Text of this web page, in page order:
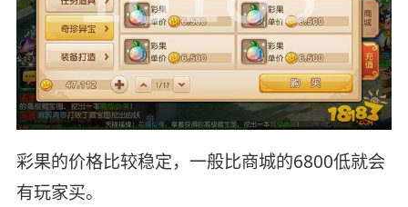
彩果的价格比较稳定，一般比商城的6800低就会
有玩家买。